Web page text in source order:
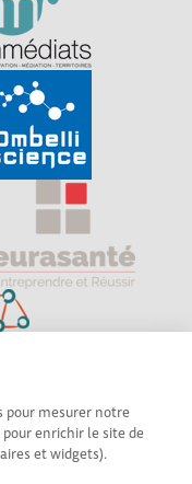
pour mesurer notre
enrichir le site de
et widgets).
: Echosciences
amateurs de